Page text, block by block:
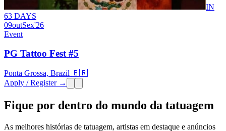
IN
63 DAYS
09outSex'26
Event
PG Tattoo Fest #5
Ponta Grossa, Brazil 🇧🇷
Apply / Register →
Fique por dentro do mundo da tatuagem
As melhores histórias de tatuagem, artistas em destaque e anúncios